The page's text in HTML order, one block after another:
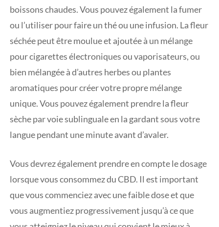
boissons chaudes. Vous pouvez également la fumer
ou l’utiliser pour faire un thé ou une infusion. La fleur
séchée peut être moulue et ajoutée à un mélange
pour cigarettes électroniques ou vaporisateurs, ou
bien mélangée à d’autres herbes ou plantes
aromatiques pour créer votre propre mélange
unique. Vous pouvez également prendre la fleur
sèche par voie sublinguale en la gardant sous votre
langue pendant une minute avant d’avaler.
Vous devrez également prendre en compte le dosage
lorsque vous consommez du CBD. Il est important
que vous commenciez avec une faible dose et que
vous augmentiez progressivement jusqu’à ce que